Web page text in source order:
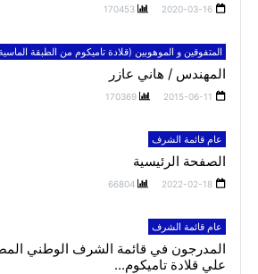
2020-03-16
170453
المتفوقين و الموهوبين (قلادة تاميكوم من الطبقة
المهندس / هاني عازر
2015-06-11
170369
عام قائمة الشرف
الصفحة الرئيسية
2022-02-18
66804
عام قائمة الشرف
المدرجون في قائمة الشرف الوطني
علي قلادة تاميكوم...